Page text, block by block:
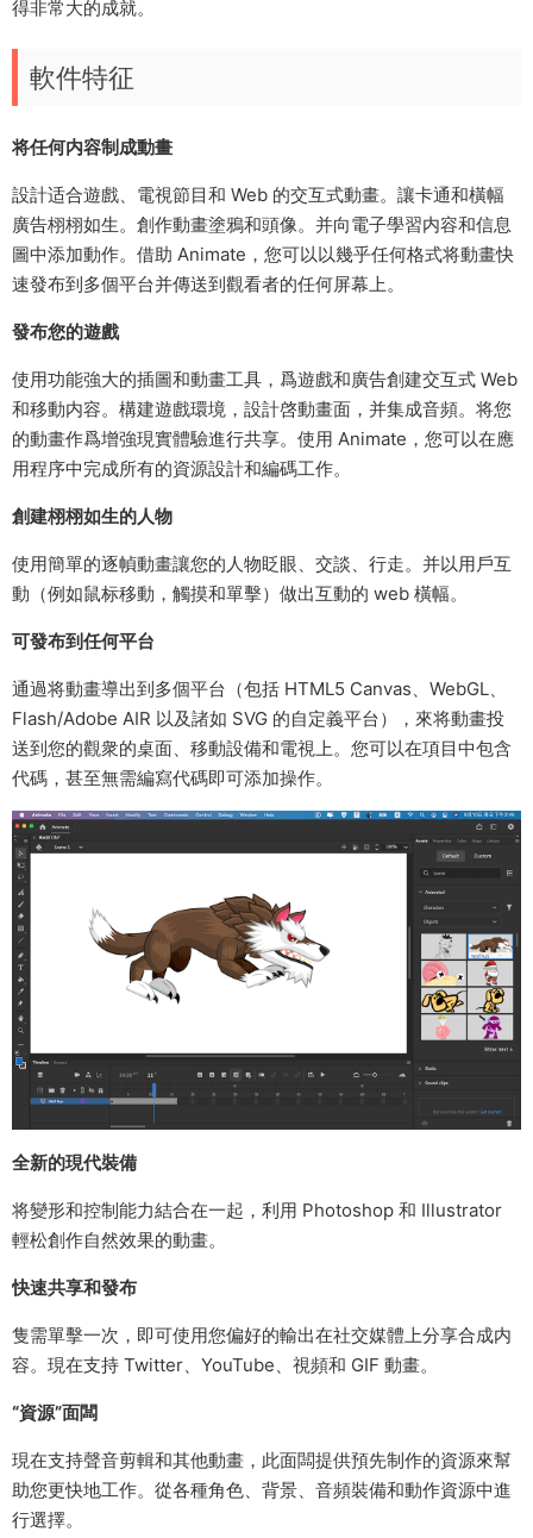
得非常大的成就。
軟件特征
将任何内容制成動畫
設計适合遊戲、電視節目和 Web 的交互式動畫。讓卡通和橫幅
廣告栩栩如生。創作動畫塗鴉和頭像。并向電子學習内容和信息
圖中添加動作。借助 Animate，您可以以幾乎任何格式将動畫快
速發布到多個平台并傳送到觀看者的任何屏幕上。
發布您的遊戲
使用功能強大的插圖和動畫工具，爲遊戲和廣告創建交互式 Web
和移動内容。構建遊戲環境，設計啓動畫面，并集成音頻。将您
的動畫作爲增強現實體驗進行共享。使用 Animate，您可以在應
用程序中完成所有的資源設計和編碼工作。
創建栩栩如生的人物
使用簡單的逐幀動畫讓您的人物眨眼、交談、行走。并以用戶互
動（例如鼠标移動，觸摸和單擊）做出互動的 web 橫幅。
可發布到任何平台
通過将動畫導出到多個平台（包括 HTML5 Canvas、WebGL、
Flash/Adobe AIR 以及諸如 SVG 的自定義平台），來将動畫投
送到您的觀衆的桌面、移動設備和電視上。您可以在項目中包含
代碼，甚至無需編寫代碼即可添加操作。
全新的現代裝備
将變形和控制能力結合在一起，利用 Photoshop 和 Illustrator
輕松創作自然效果的動畫。
快速共享和發布
隻需單擊一次，即可使用您偏好的輸出在社交媒體上分享合成内
容。現在支持 Twitter、YouTube、視頻和 GIF 動畫。
“資源”面闆
現在支持聲音剪輯和其他動畫，此面闆提供預先制作的資源來幫
助您更快地工作。從各種角色、背景、音頻裝備和動作資源中進
行選擇。